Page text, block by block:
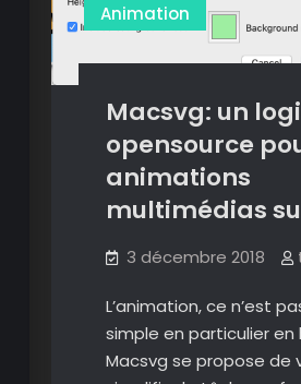
Animation
Macsvg: un
opensource
animations
multimédias
3 décembre 2018
L’animation, ce n’est
simple en particulier en
Macsvg se propose de